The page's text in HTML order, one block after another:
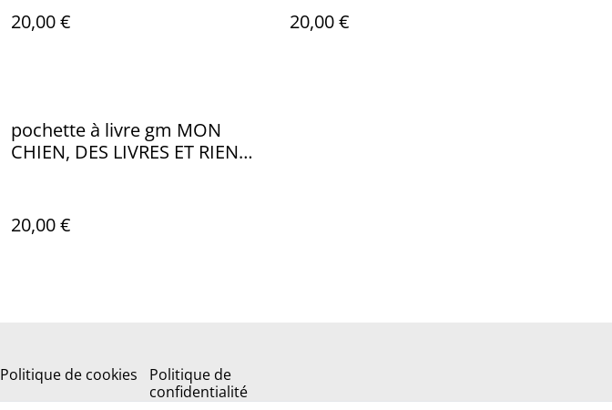
20,00 €
20,00 €
pochette à livre gm MON
CHIEN, DES LIVRES ET RIEN
20,00 €
Politique de cookies
Politique de
confidentialité